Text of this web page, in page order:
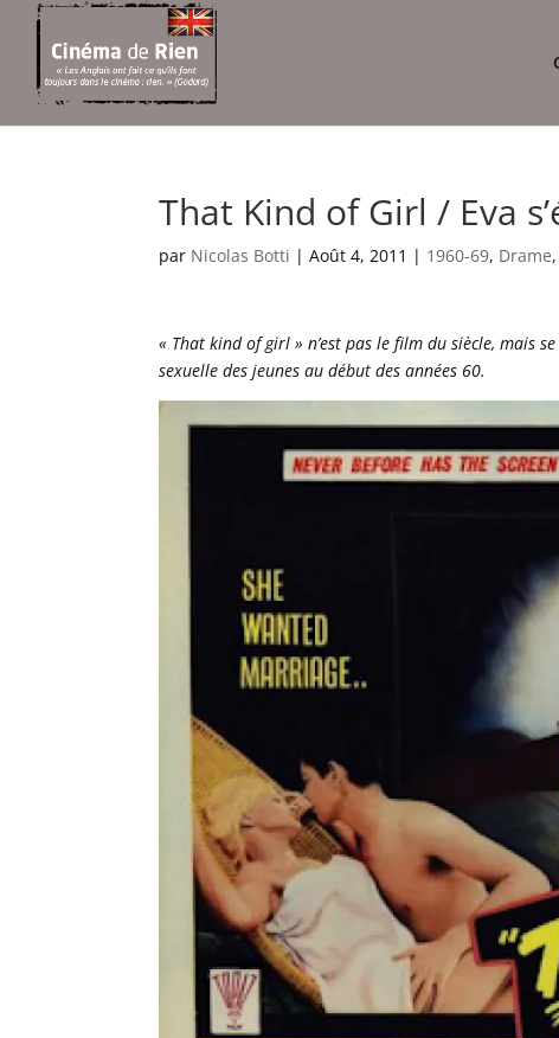
That Kind of Girl / Eva
par Nicolas Botti |Août 4, 2011 | 1960-69, Drame,
« That kind of girl » n’est pas le film du siècle, mais
sexuelle des jeunes au début des années 60.